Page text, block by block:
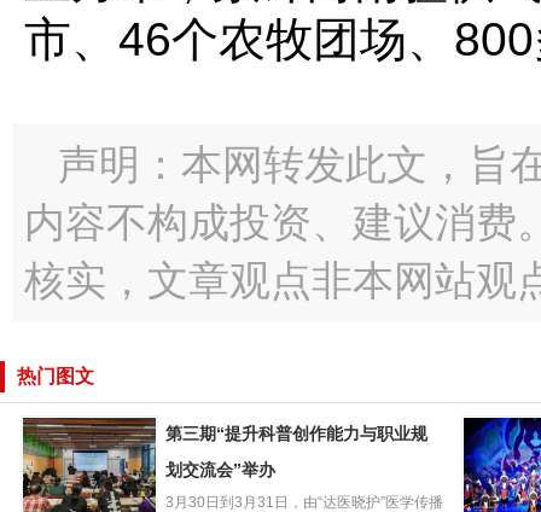
市、46个农牧团场、
声明：本网转发此文，旨
内容不构成投资、建议消费
核实，文章观点非本网站观
热门图文
第三期“提升科普创作能力与职业规
划交流会”举办
3月30日到3月31日，由“达医晓护”医学传播